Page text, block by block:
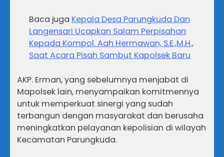
Baca juga Kepala Desa Parungkuda Dan
Langensari Ucapkan Salam Perpisahan
Kepada Kompol. Aah Hermawan, S.E.,M.H.,
Saat Acara Pisah Sambut Kapolsek Baru
AKP. Erman, yang sebelumnya menjabat di
Mapolsek lain, menyampaikan komitmennya
untuk memperkuat sinergi yang sudah
terbangun dengan masyarakat dan berusaha
meningkatkan pelayanan kepolisian di wilayah
Kecamatan Parungkuda.